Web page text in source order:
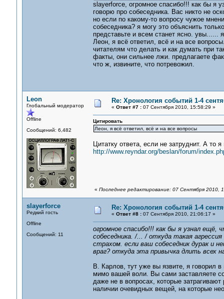
slayerforce, огромное спасибо!!! как бы я
говорю про собеседника. Вас никто не
но если по какому-то вопросу чужое
собеседника? я могу это объяснить
представьте и всем станет ясно. увы......
Леон, я всё ответил, всё и на все
читателям что делать и как думать при
факты, они сильнее лжи. предлагаете
что ж, извините, что потревожил.
Leon
Глобальный модератор
Offline
Сообщений: 6,482
Re: Хронология событий 1-4
« Ответ #7 :07 Сентября 2010, 15:58:29 »
Цитировать
Леон, я всё ответил, всё и на все вопросы
Цитатку ответа, если не затруднит. А то
http://www.reyndar.org/beslan/forum/
« Последнее редактирование: 07 Сентября 2010,
slayerforce
Редкий гость
Offline
Сообщений: 11
Re: Хронология событий 1-4
« Ответ #8 :07 Сентября 2010, 21:06:17 »
огромное спасибо!!! как бы я узнал ещё,
собеседника. /... / откуда такая
страхом. если ваш собеседник дурак и
враг? откуда эта привычка длить всех
В. Карлов, тут уже вы язвите, я говорил
мимо вашей воли. Вы сами заставляете
даже не в вопросах, которые
наличии очевидных вещей, на которые